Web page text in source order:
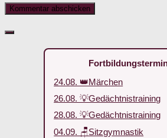
24.08. 👑Märchen
26.08. 💡Gedächtnistraining
28.08. 💡Gedächtnistraining
04.09. 🪑Sitzgymnastik